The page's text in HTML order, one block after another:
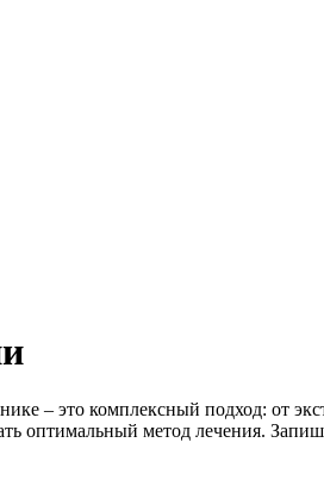
– это комплексный подход: от
оптимальный метод лечения.